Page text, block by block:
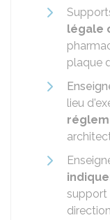
légale
plaque
lieu
support